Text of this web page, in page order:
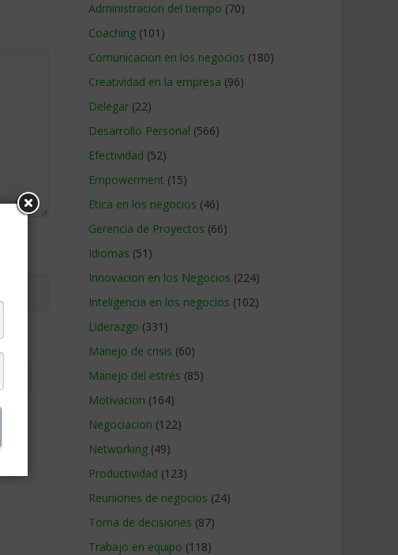
Administracion del tiempo (70)
Coaching (101)
Comunicacion en los negocios (180)
Creatividad en la empresa (96)
Delegar (22)
Desarrollo Personal (566)
Efectividad (52)
Empowerment (15)
Etica en los negocios (46)
Gerencia de Proyectos (66)
Idiomas (51)
Innovacion en los Negocios (224)
Inteligencia en los negocios (102)
Liderazgo (331)
Manejo de crisis (60)
Manejo del estrés (85)
Motivacion (164)
Negociacion (122)
Networking (49)
Productividad (123)
Reuniones de negocios (24)
Toma de decisiones (87)
Trabajo en equipo (118)